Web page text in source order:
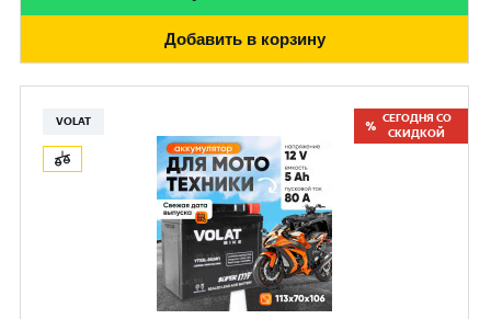
Добавить в корзину
VOLAT
СЕГОДНЯ СО
СКИДКОЙ